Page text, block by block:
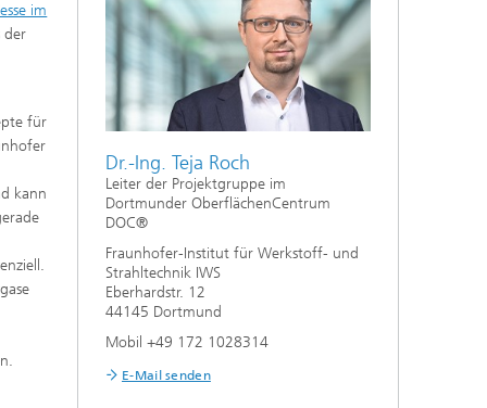
im
der
für
kann
Dr.-Ing. Teja Roch
Leiter der Projektgruppe im
Dortmunder OberflächenCentrum
DOC®
Fraunhofer-Institut für Werkstoff- und
Strahltechnik IWS
Eberhardstr. 12
44145 Dortmund
Mobil +49 172 1028314
E-Mail senden